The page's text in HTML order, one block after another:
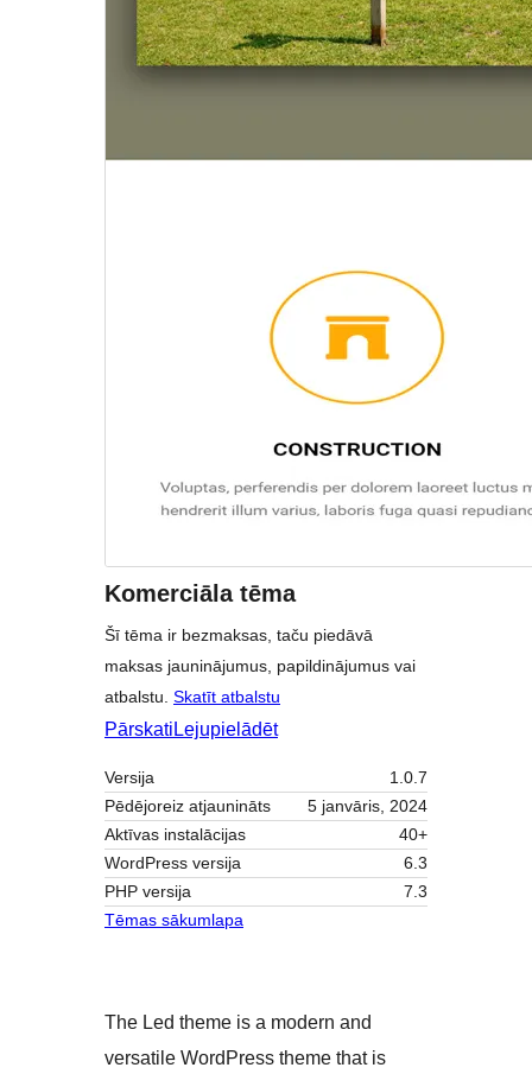
Komerciāla tēma
Šī tēma ir bezmaksas, taču piedāvā
maksas jauninājumus, papildinājumus vai
atbalstu. Skatīt atbalstu
Pārskati Lejupielādēt
Versija
1.0.7
Pēdējoreiz atjaunināts
5 janvāris, 2024
Aktīvas instalācijas
40+
WordPress versija
6.3
PHP versija
7.3
Tēmas sākumlapa
The Led theme is a modern and
versatile WordPress theme that is